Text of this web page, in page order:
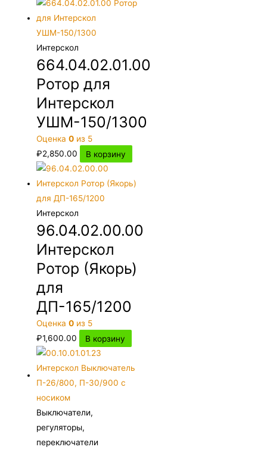
Интерскол
664.04.02.01.00
Ротор для
Интерскол
УШМ-150/1300
Оценка0 из 5
₽2,850.00 В корзину
Интерскол
96.04.02.00.00
Интерскол
Ротор (Якорь)
для
ДП-165/1200
Оценка0 из 5
₽1,600.00 В корзину
Выключатели,
регуляторы,
переключатели